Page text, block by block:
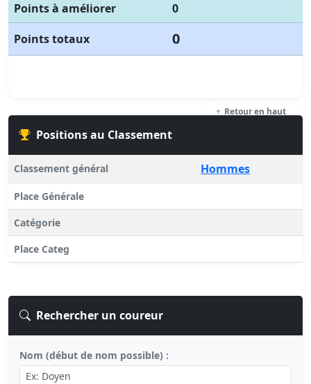
Points à améliorer
0
Points totaux
0
Retour en haut
Positions au Classement
Classement général Hommes
Place Générale
Catégorie
Place Categ
Rechercher un coureur
Nom (début de nom possible) :